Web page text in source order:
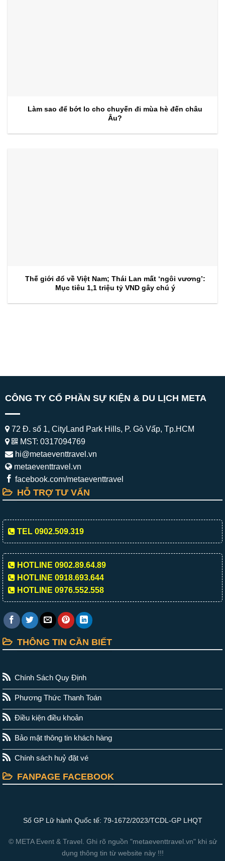
Làm sao để bớt lo cho chuyến đi mùa hè đến châu
Âu?
Thế giới đổ về Việt Nam; Thái Lan mất ‘ngôi vương’:
Mục tiêu 1,1 triệu tỷ VND gây chú ý
CÔNG TY CỔ PHẦN SỰ KIỆN & DU LỊCH META
72 Đ. số 1, CityLand Park Hills, P. Gò Vấp, Tp.HCM
MST: 0317094769
hi@metaeventtravel.vn
metaeventtravel.vn
facebook.com/metaeventtravel
HỖ TRỢ TƯ VẤN
TEL 0902.509.319
HOTLINE 0902.89.64.89
HOTLINE 0918.693.644
HOTLINE 0976.552.558
THÔNG TIN CẦN BIẾT
Chính Sách Quy Định
Phương Thức Thanh Toán
Điều kiện điều khoản
Bảo mật thông tin khách hàng
Chính sách huỷ đặt vé
FANPAGE FACEBOOK
Số GP Lữ hành Quốc tế: 79-1672/2023/TCDL-GP LHQT
© META Event & Travel. Ghi rõ nguồn "metaeventtravel.vn" khi sử
dụng thông tin từ website này !!!